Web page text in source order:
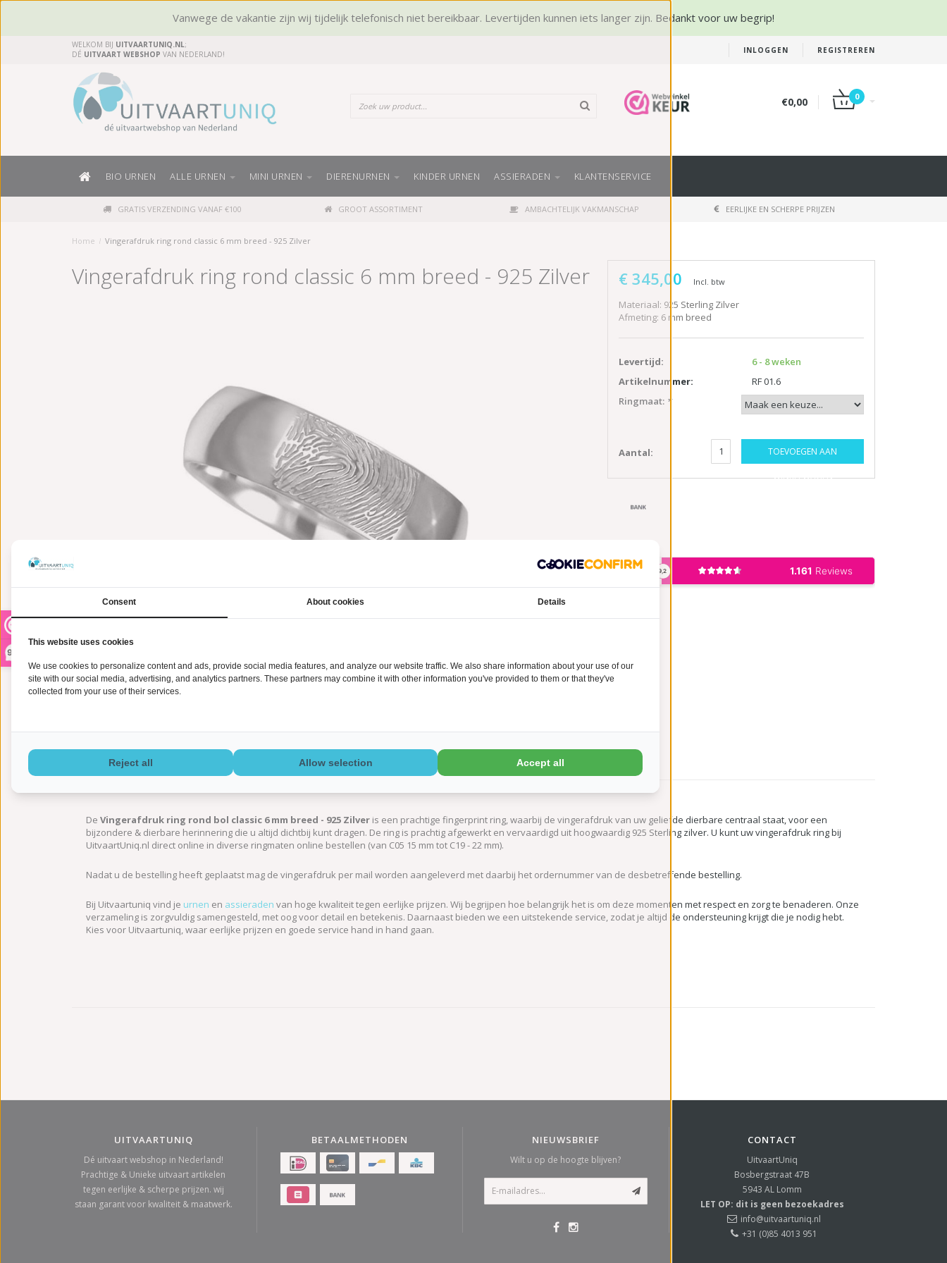
9,2
Vanwege de vakantie zijn wij tijdelijk telefonisch niet bereikbaar. Levertijden kunnen iets langer zijn. Bedankt voor uw begrip!
INLOGGEN REGISTREREN
WELKOM BIJ UITVAARTUNIQ.NL;
DÉ UITVAART WEBSHOP VAN NEDERLAND!
€0,00 0
BIO URNEN ALLE URNEN MINI URNEN DIERENURNEN KINDER URNEN ASSIERADEN KLANTENSERVICE
GRATIS VERZENDING VANAF €100 GROOT ASSORTIMENT AMBACHTELIJK VAKMANSCHAP EERLIJKE EN SCHERPE PRIJZEN
Home / Vingerafdruk ring rond classic 6 mm breed - 925 Zilver
Vingerafdruk ring rond classic 6 mm breed - 925 Zilver € 345,00 Incl. btw
Materiaal: 925 Sterling Zilver
Afmeting: 6 mm breed
Levertijd:
6 - 8 weken
Artikelnummer:
RF 01.6
Ringmaat: *
Aantal: TOEVOEGEN AAN
WINKELWAGEN
Informatie
De Vingerafdruk ring rond bol classic 6 mm breed - 925 Zilver is een prachtige fingerprint ring, waarbij de vingerafdruk van uw geliefde dierbare centraal staat, voor een
bijzondere & dierbare herinnering die u altijd dichtbij kunt dragen. De ring is prachtig afgewerkt en vervaardigd uit hoogwaardig 925 Sterling zilver. U kunt uw vingerafdruk ring bij
UitvaartUniq.nl direct online in diverse ringmaten online bestellen (van C05 15 mm tot C19 - 22 mm).
Nadat u de bestelling heeft geplaatst mag de vingerafdruk per mail worden aangeleverd met daarbij het ordernummer van de desbetreffende bestelling.
Bij Uitvaartuniq vind je urnen en assieraden van hoge kwaliteit tegen eerlijke prijzen. Wij begrijpen hoe belangrijk het is om deze momenten met respect en zorg te benaderen. Onze
verzameling is zorgvuldig samengesteld, met oog voor detail en betekenis. Daarnaast bieden we een uitstekende service, zodat je altijd de ondersteuning krijgt die je nodig hebt.
Kies voor Uitvaartuniq, waar eerlijke prijzen en goede service hand in hand gaan.
UITVAARTUNIQ
Dé uitvaart webshop in Nederland!
Prachtige & Unieke uitvaart artikelen
tegen eerlijke & scherpe prijzen. wij
staan garant voor kwaliteit & maatwerk.
BETAALMETHODEN NIEUWSBRIEF
Wilt u op de hoogte blijven?
CONTACT
UitvaartUniq
Bosbergstraat 47B
5943 AL Lomm
LET OP: dit is geen bezoekadres
info@uitvaartuniq.nl
+31 (0)85 4013 951
Consent About cookies Details
This website uses cookies
We use cookies to personalize content and ads, provide social media features, and analyze our website traffic. We also share information about your use of our
site with our social media, advertising, and analytics partners. These partners may combine it with other information you've provided to them or that they've
collected from your use of their services.
Reject all Allow selection Accept all